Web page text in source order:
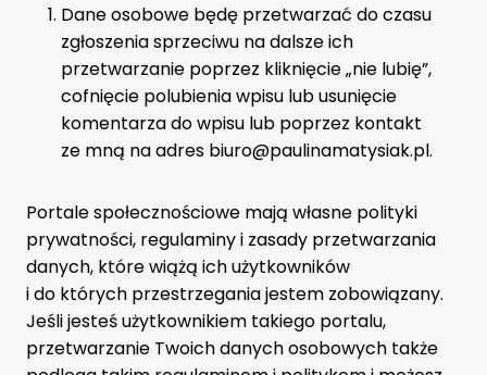
Dane osobowe będę przetwarzać do czasu
zgłoszenia sprzeciwu na dalsze ich
przetwarzanie poprzez kliknięcie „nie lubię”,
cofnięcie polubienia wpisu lub usunięcie
komentarza do wpisu lub poprzez kontakt
ze mną na adres biuro@paulinamatysiak.pl.
Portale społecznościowe mają własne polityki
prywatności, regulaminy i zasady przetwarzania
danych, które wiążą ich użytkowników
i do których przestrzegania jestem zobowiązany.
Jeśli jesteś użytkownikiem takiego portalu,
przetwarzanie Twoich danych osobowych także